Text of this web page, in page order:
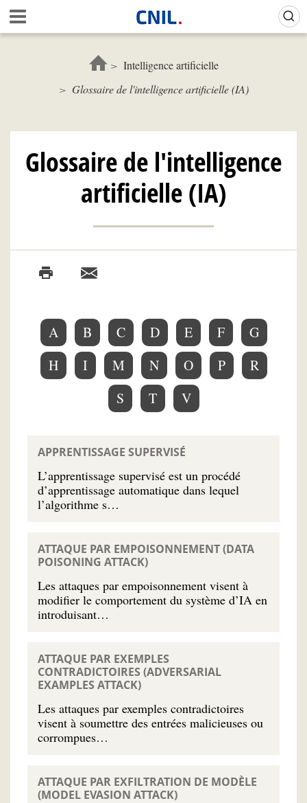
Aller
au
contenu
c
u
i
C
N
I
L
Intelligence artificielle
Glossaire de l'intelligence artificielle (IA)
Glossaire de l'intelligence
artificielle (IA)
A B C D E F
G
H
I M N O P
R
S
T V
APPRENTISSAGE SUPERVISÉ
L’apprentissage supervisé est un procédé
d’apprentissage automatique dans lequel
l’algorithme s…
ATTAQUE PAR EMPOISONNEMENT (DATA
POISONING ATTACK)
Les attaques par empoisonnement visent à
modifier le comportement du système d’IA en
introduisant…
ATTAQUE PAR EXEMPLES
CONTRADICTOIRES (ADVERSARIAL
EXAMPLES ATTACK)
Les attaques par exemples contradictoires
visent à soumettre des entrées malicieuses ou
corrompues…
ATTAQUE PAR EXFILTRATION DE MODÈLE
(MODEL EVASION ATTACK)
Gestion de vos préférences sur les cookies (témoins de connexion)